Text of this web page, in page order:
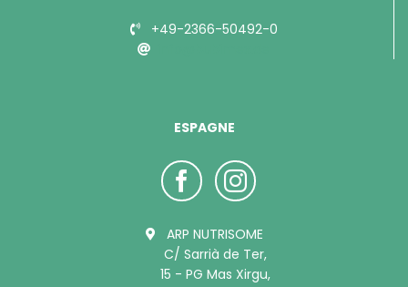
+49-2366-50492-0
ESPAGNE
ARP NUTRISOME
C/ Sarrià de Ter,
15 - PG Mas Xirgu,